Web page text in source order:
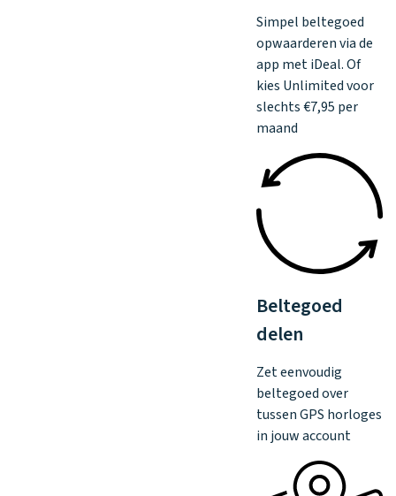
Simpel beltegoed
opwaarderen via de
app met iDeal. Of
kies Unlimited voor
slechts €7,95 per
maand
Beltegoed
delen
Zet eenvoudig
beltegoed over
tussen GPS horloges
in jouw account